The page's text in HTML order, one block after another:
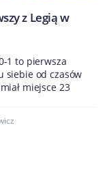
z Legią w
1 to pierwsza
siebie od czasów
miejsce 23